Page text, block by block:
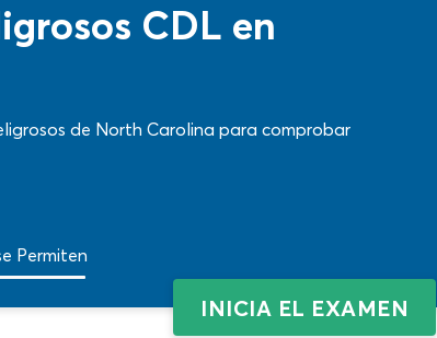
CDL en
de North Carolina para comprobar
Permiten
INICIA EL EXAMEN